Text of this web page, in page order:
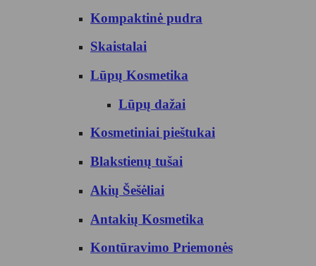
Kompaktinė pudra
Skaistalai
Lūpų Kosmetika
Lūpų dažai
Kosmetiniai pieštukai
Blakstienų tušai
Akių Šešėliai
Antakių Kosmetika
Kontūravimo Priemonės